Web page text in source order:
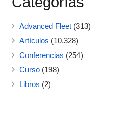
Advanced Fleet(313)
Artículos (10.328)
Conferencias (254)
Curso(198)
Libros (2)